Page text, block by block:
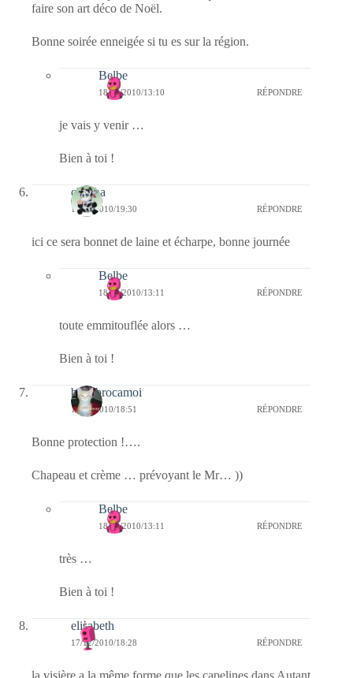
faire son art déco de Noël.
Bonne soirée enneigée si tu es sur la région.
Belbe
18/12/2010/13:10 RÉPONDRE
je vais y venir …
Bien à toi !
chacha
17/12/2010/19:30 RÉPONDRE
ici ce sera bonnet de laine et écharpe, bonne journée
Belbe
18/12/2010/13:11 RÉPONDRE
toute emmitouflée alors …
Bien à toi !
bricabrocamoi
17/12/2010/18:51 RÉPONDRE
Bonne protection !….
Chapeau et crème … prévoyant le Mr… ))
Belbe
18/12/2010/13:11 RÉPONDRE
très …
Bien à toi !
elisabeth
17/12/2010/18:28 RÉPONDRE
la visière a la même forme que les capelines dans Autant